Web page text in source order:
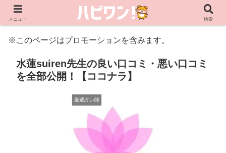
※このページはプロモーションを含みます。
水蓮suiren先生の良い口コミ・悪い口コミ
を全部公開！【ココナラ】
厳選占い師
メニュー 検索